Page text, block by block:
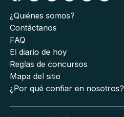
¿Quiénes somos?
Contáctanos
FAQ
El diario de hoy
Reglas de concursos
Mapa del sitio
¿Por qué confiar en nosotros?